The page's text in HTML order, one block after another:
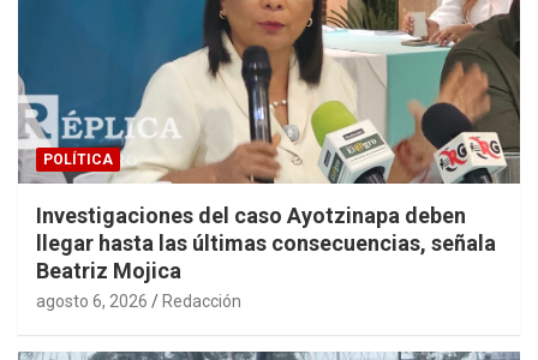
POLÍTICA
Investigaciones del caso Ayotzinapa deben
llegar hasta las últimas consecuencias, señala
Beatriz Mojica
agosto 6, 2026 Redacción